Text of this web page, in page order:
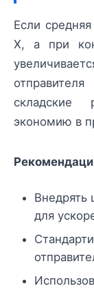
Если
X, а при
складские
экономию в
Внедрять
для